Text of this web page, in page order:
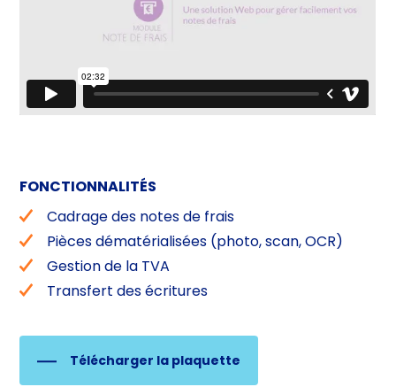
FONCTIONNALITÉS
Cadrage des notes de frais
Pièces dématérialisées (photo, scan, OCR)
Gestion de la TVA
Transfert des écritures
Télécharger la plaquette